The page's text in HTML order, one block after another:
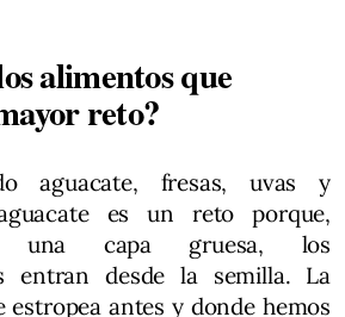
alimentos que
reto?
aguacate, fresas, uvas y
es un reto porque,
una capa gruesa, los
entran desde la semilla. La
estropea antes y donde hemos